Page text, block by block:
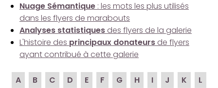
Nuage Sémantique : les mots les plus utilisés
dans les flyers de marabouts
Analyses statistiques des flyers de la galerie
L'histoire des principaux donateurs de flyers
ayant contribué à cette galerie
A B C D E F G H I J K
L